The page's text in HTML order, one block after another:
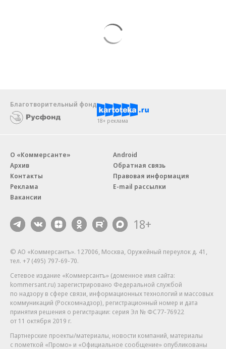
Благотворительный фонд
18+ реклама
О «Коммерсанте»
Архив
Контакты
Реклама
Вакансии
Android
Обратная связь
Правовая информация
E-mail рассылки
18+
© АО «Коммерсантъ». 127006, Москва, Оружейный переулок д. 41,
тел. +7 (495) 797-69-70.
Сетевое издание «Коммерсантъ» (доменное имя сайта:
kommersant.ru) зарегистрировано Федеральной службой
по надзору в сфере связи, информационных технологий и массовых
коммуникаций (Роскомнадзор), регистрационный номер и дата
принятия решения о регистрации: серия Эл № ФС77-76922
от 11 октября 2019 г.
Партнерские проекты/материалы, новости компаний, материалы
с пометкой «Промо» и «Официальное сообщение» опубликованы